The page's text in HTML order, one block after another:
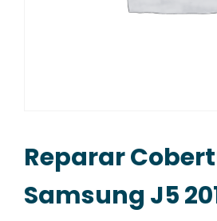
Reparar
Samsung J5